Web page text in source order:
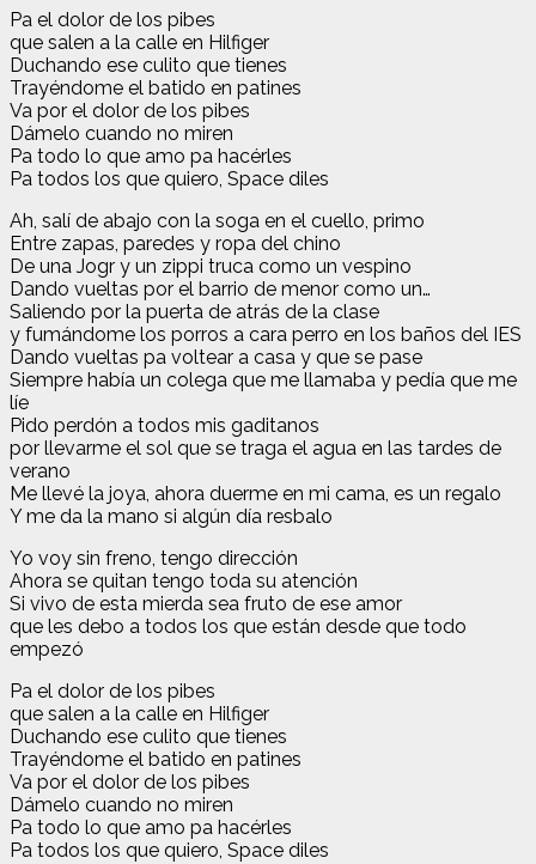
Pa el dolor de los pibes
que salen a la calle en Hilfiger
Duchando ese culito que tienes
Trayéndome el batido en patines
Va por el dolor de los pibes
Dámelo cuando no miren
Pa todo lo que amo pa hacérles
Pa todos los que quiero, Space diles
Ah, salí de abajo con la soga en el cuello, primo
Entre zapas, paredes y ropa del chino
De una Jogr y un zippi truca como un vespino
Dando vueltas por el barrio de menor como un…
Saliendo por la puerta de atrás de la clase
y fumándome los porros a cara perro en los baños del IES
Dando vueltas pa voltear a casa y que se pase
Siempre había un colega que me llamaba y pedía que me
líe
Pido perdón a todos mis gaditanos
por llevarme el sol que se traga el agua en las tardes de
verano
Me llevé la joya, ahora duerme en mi cama, es un regalo
Y me da la mano si algún día resbalo
Yo voy sin freno, tengo dirección
Ahora se quitan tengo toda su atención
Si vivo de esta mierda sea fruto de ese amor
que les debo a todos los que están desde que todo
empezó
Pa el dolor de los pibes
que salen a la calle en Hilfiger
Duchando ese culito que tienes
Trayéndome el batido en patines
Va por el dolor de los pibes
Dámelo cuando no miren
Pa todo lo que amo pa hacérles
Pa todos los que quiero, Space diles